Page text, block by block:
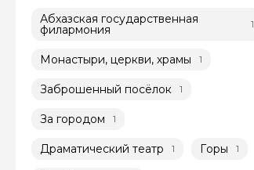
Абхазская государственная
филармония 1
Монастыри, церкви, храмы 1
Заброшенный посёлок 1
За городом 1
Драматический театр 1 Горы 1